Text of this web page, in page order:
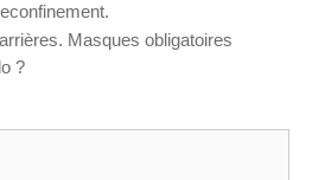
Masques obligatoires
?